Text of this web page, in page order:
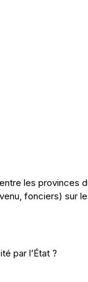
les provinces
fonciers) sur
par l’État ?